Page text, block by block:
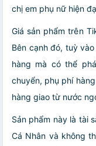
chị em phụ nữ hiện
Giá sản phẩm trên
Bên cạnh đó, tuỳ
hàng mà có thể
chuyển, phụ phí
hàng giao từ nước
Sản phẩm này là tài
Cá Nhân và không